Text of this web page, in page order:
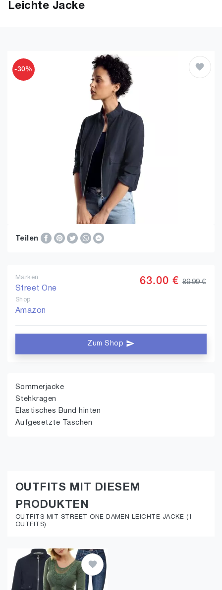
Leichte Jacke
-30%
Teilen
Marken
Street One
Shop
Amazon
63.00 € 89.99 €
Zum Shop
Sommerjacke
Stehkragen
Elastisches Bund hinten
Aufgesetzte Taschen
OUTFITS MIT DIESEM
PRODUKTEN
OUTFITS MIT STREET ONE DAMEN LEICHTE JACKE (1
OUTFITS)